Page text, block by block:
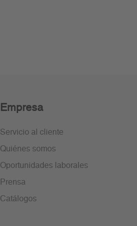
Empresa
Servicio al cliente
Quiénes somos
Oportunidades laborales
Prensa
Catálogos